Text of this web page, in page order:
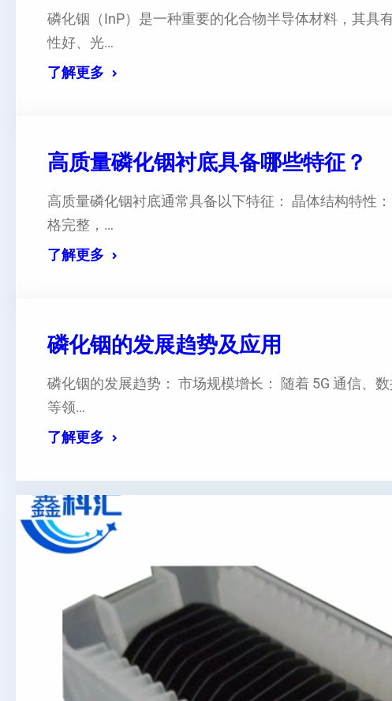
磷化铟（InP）是一种重要的化合物半导体材料，其具
性好、光…
了解更多
高质量磷化铟衬底具备哪些特征？
高质量磷化铟衬底通常具备以下特征： 晶体结构特性
格完整，…
了解更多
磷化铟的发展趋势及应用
磷化铟的发展趋势： 市场规模增长： 随着 5G 通信、
等领…
了解更多